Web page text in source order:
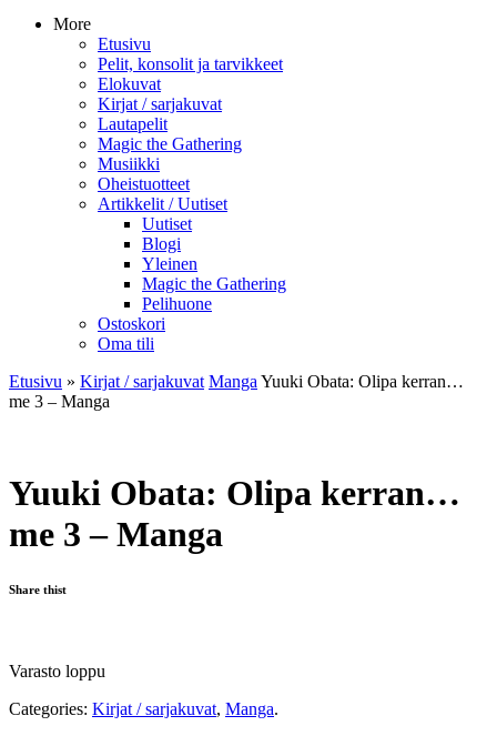
More
Etusivu
Pelit, konsolit ja tarvikkeet
Elokuvat
Kirjat / sarjakuvat
Lautapelit
Magic the Gathering
Musiikki
Oheistuotteet
Artikkelit / Uutiset
Uutiset
Blogi
Yleinen
Magic the Gathering
Pelihuone
Ostoskori
Oma tili
Etusivu » Kirjat / sarjakuvat Manga Yuuki Obata: Olipa kerran…
me 3 – Manga
Yuuki Obata: Olipa kerran…
me 3 – Manga
Share thist
Varasto loppu
Categories: Kirjat / sarjakuvat, Manga.